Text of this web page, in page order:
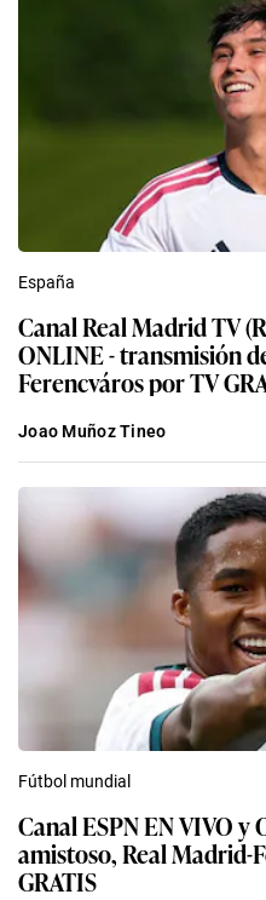
España
Canal Real Madrid TV
ONLINE - transmisión
Ferencváros por TV
Joao Muñoz Tineo
Fútbol mundial
Canal ESPN EN VIVO
amistoso, Real Madrid-
GRATIS